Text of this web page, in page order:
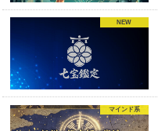
NEW
マインド系